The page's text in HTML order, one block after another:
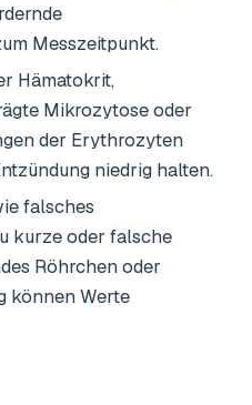
Messzeitpunkt.
Hämatokrit,
Mikrozytose oder
der Erythrozyten
niedrig halten.
falsches
kurze oder falsche
Röhrchen oder
können Werte